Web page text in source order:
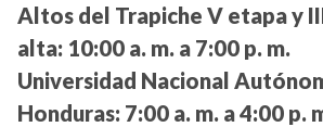
Altos del Trapiche V etapa y
alta: 10:00 a. m. a 7:00 p. m.
Universidad Nacional
Honduras: 7:00 a. m. a 4:00 p.